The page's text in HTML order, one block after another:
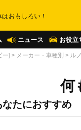
おもしろい！
ニュース お役立
ー] > メーカー・車種別 > ル
何
なたにおすすめ